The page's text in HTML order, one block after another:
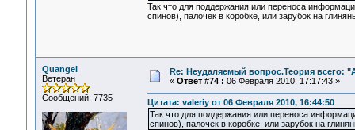
Так что для поддержания или переноса
спинов), палочек в коробке, или зарубок на
Quangel
Ветеран
Сообщений: 7735
Re: Неудаляемый вопрос.Теория всего:
« Ответ #74 : 06 Февраля 2010, 17:17:43 »
Цитата: valeriy от 06 Февраля 2010, 16:44:50
Так что для поддержания или переноса
спинов), палочек в коробке, или зарубок на